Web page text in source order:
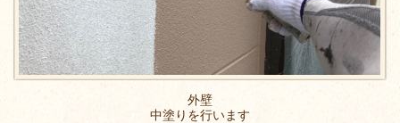
外壁
中塗りを行います